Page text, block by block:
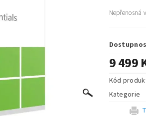
Nepřenosná
9 499
Kód
Kategorie